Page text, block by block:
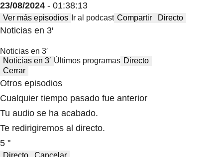
23/08/2024 - 01:38:13
Ver más episodios Ir al podcast Compartir Directo
Noticias en 3′
Noticias en 3′
Noticias en 3′ Últimos programas Directo
Cerrar
Otros episodios
Cualquier tiempo pasado fue anterior
Tu audio se ha acabado.
Te redirigiremos al directo.
5 "